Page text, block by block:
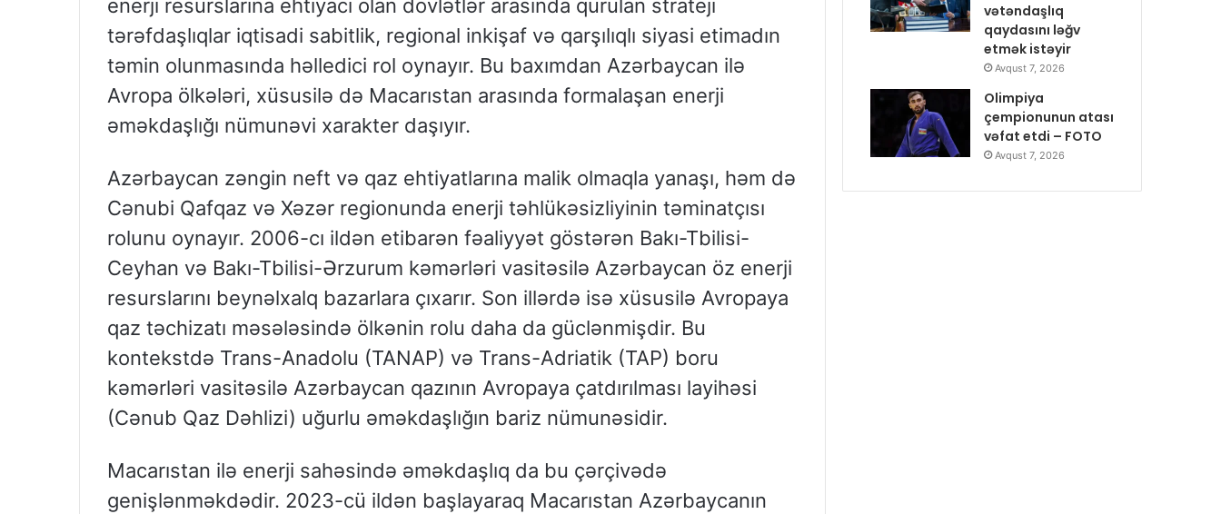
enerji resurslarına ehtiyacı olan dövlətlər arasında qurulan strateji
tərəfdaşlıqlar iqtisadi sabitlik, regional inkişaf və qarşılıqlı siyasi etimadın
təmin olunmasında həlledici rol oynayır. Bu baxımdan Azərbaycan ilə
Avropa ölkələri, xüsusilə də Macarıstan arasında formalaşan enerji
əməkdaşlığı nümunəvi xarakter daşıyır.
Azərbaycan zəngin neft və qaz ehtiyatlarına malik olmaqla yanaşı, həm də
Cənubi Qafqaz və Xəzər regionunda enerji təhlükəsizliyinin təminatçısı
rolunu oynayır. 2006-cı ildən etibarən fəaliyyət göstərən Bakı-Tbilisi-
Ceyhan və Bakı-Tbilisi-Ərzurum kəmərləri vasitəsilə Azərbaycan öz enerji
resurslarını beynəlxalq bazarlara çıxarır. Son illərdə isə xüsusilə Avropaya
qaz təchizatı məsələsində ölkənin rolu daha da güclənmişdir. Bu
kontekstdə Trans-Anadolu (TANAP) və Trans-Adriatik (TAP) boru
kəmərləri vasitəsilə Azərbaycan qazının Avropaya çatdırılması layihəsi
(Cənub Qaz Dəhlizi) uğurlu əməkdaşlığın bariz nümunəsidir.
Macarıstan ilə enerji sahəsində əməkdaşlıq da bu çərçivədə
genişlənməkdədir. 2023-cü ildən başlayaraq Macarıstan Azərbaycanın
vətəndaşlıq
qaydasını ləğv
etmək istəyir
Avqust 7, 2026
Olimpiya
çempionunun atası
vəfat etdi – FOTO
Avqust 7, 2026